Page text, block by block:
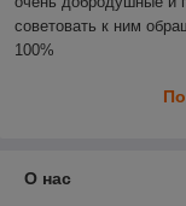
советовать к ним
100%
О нас